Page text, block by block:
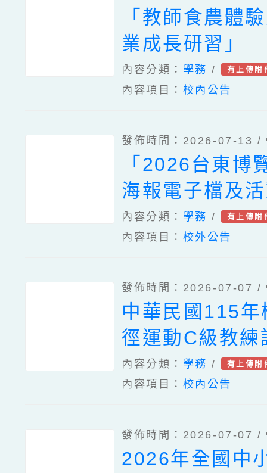
「教師食農體
業成長研習」
內容分類： 學務 / 有上傳附
內容項目： 校內公告
發佈時間：2026-07-13 /
「2026台東博
海報電子檔及
內容分類： 學務 / 有上傳附
內容項目： 校外公告
發佈時間：2026-07-07 /
中華民國115年
徑運動C級教練
內容分類： 學務 / 有上傳附
內容項目： 校內公告
發佈時間：2026-07-07 /
2026年全國中